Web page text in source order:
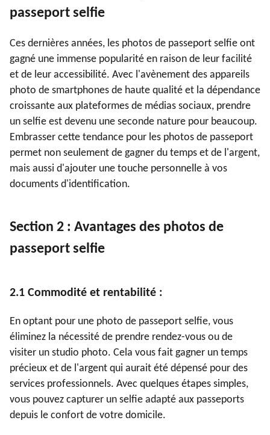
passeport selfie
Ces dernières années, les photos de passeport selfie ont
gagné une immense popularité en raison de leur facilité
et de leur accessibilité. Avec l'avènement des appareils
photo de smartphones de haute qualité et la dépendance
croissante aux plateformes de médias sociaux, prendre
un selfie est devenu une seconde nature pour beaucoup.
Embrasser cette tendance pour les photos de passeport
permet non seulement de gagner du temps et de l'argent,
mais aussi d'ajouter une touche personnelle à vos
documents d'identification.
Section 2 : Avantages des photos de
passeport selfie
2.1 Commodité et rentabilité :
En optant pour une photo de passeport selfie, vous
éliminez la nécessité de prendre rendez-vous ou de
visiter un studio photo. Cela vous fait gagner un temps
précieux et de l'argent qui aurait été dépensé pour des
services professionnels. Avec quelques étapes simples,
vous pouvez capturer un selfie adapté aux passeports
depuis le confort de votre domicile.